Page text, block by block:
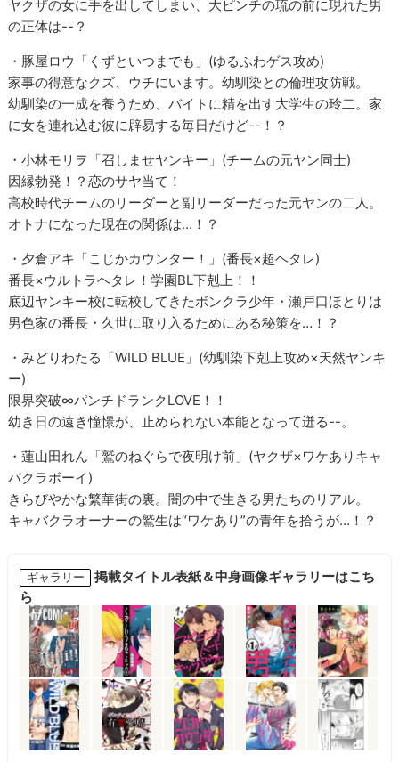
ヤクザの女に手を出してしまい、大ピンチの琉の前に現れた男
の正体は--？
・豚屋ロウ「くずといつまでも」(ゆるふわゲス攻め)
家事の得意なクズ、ウチにいます。幼馴染との倫理攻防戦。
幼馴染の一成を養うため、バイトに精を出す大学生の玲二。家
に女を連れ込む彼に辟易する毎日だけど--！？
・小林モリヲ「召しませヤンキー」(チームの元ヤン同士)
因縁勃発！？恋のサヤ当て！
高校時代チームのリーダーと副リーダーだった元ヤンの二人。
オトナになった現在の関係は…！？
・夕倉アキ「こじかカウンター！」(番長×超ヘタレ)
番長×ウルトラヘタレ！学園BL下剋上！！
底辺ヤンキー校に転校してきたボンクラ少年・瀬戸口ほとりは
男色家の番長・久世に取り入るためにある秘策を…！？
・みどりわたる「WILD BLUE」(幼馴染下剋上攻め×天然ヤンキ
ー)
限界突破∞パンチドランクLOVE！！
幼き日の遠き憧憬が、止められない本能となって迸る--。
・蓮山田れん「鷲のねぐらで夜明け前」(ヤクザ×ワケありキャ
バクラボーイ)
きらびやかな繁華街の裏。闇の中で生きる男たちのリアル。
キャバクラオーナーの鷲生は“ワケあり”の青年を拾うが…！？
ギャラリー
掲載タイトル表紙＆中身画像ギャラリーはこち
ら